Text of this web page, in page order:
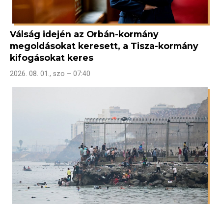
Válság idején az Orbán-kormány
megoldásokat keresett, a Tisza-kormány
kifogásokat keres
2026. 08. 01., szo – 07:40